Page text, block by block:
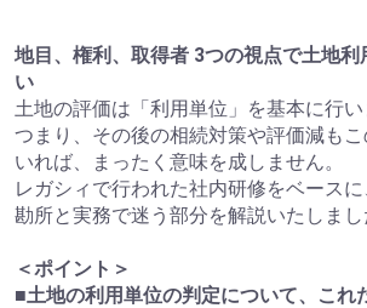
地目、権利、取得者 3つの視点で土地
い
土地の評価は「利用単位」を基本に行い
つまり、その後の相続対策や評価減も
いれば、まったく意味を成しません。
レガシィで行われた社内研修をベース
勘所と実務で迷う部分を解説いたしまし
＜ポイント＞
■土地の利用単位の判定について、これ